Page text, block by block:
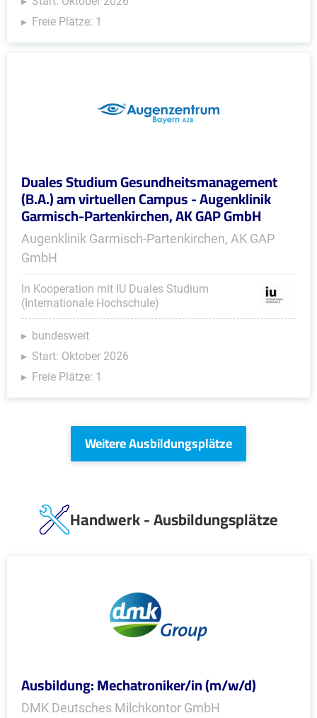
Freie Plätze: 1
Duales Studium Gesundheitsmanagement
(B.A.) am virtuellen Campus - Augenklinik
Garmisch-Partenkirchen, AK GAP GmbH
Augenklinik Garmisch-Partenkirchen, AK GAP
GmbH
In Kooperation mit IU Duales Studium
(Internationale Hochschule)
bundesweit
Start: Oktober 2026
Freie Plätze: 1
Weitere Ausbildungsplätze
Handwerk - Ausbildungsplätze
Ausbildung: Mechatroniker/in (m/w/d)
DMK Deutsches Milchkontor GmbH